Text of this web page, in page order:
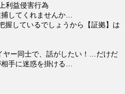
利益侵害行為
してくれませんか…
握しているでしょうから【証拠】は
ヤー同士で、話がしたい！…だけだ
手に迷惑を掛ける…